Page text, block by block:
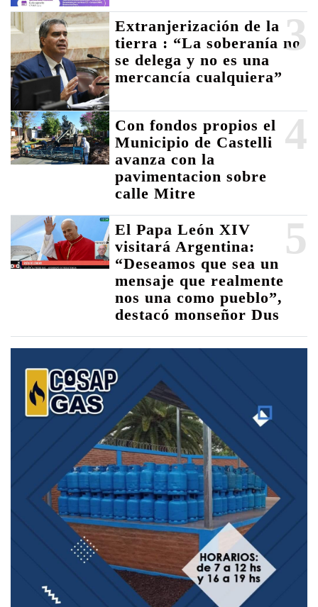
3
Extranjerización de la
tierra : “La soberanía no
se delega y no es una
mercancía cualquiera”
4
Con fondos propios el
Municipio de Castelli
avanza con la
pavimentacion sobre
calle Mitre
5
El Papa León XIV
visitará Argentina:
“Deseamos que sea un
mensaje que realmente
nos una como pueblo”,
destacó monseñor Dus